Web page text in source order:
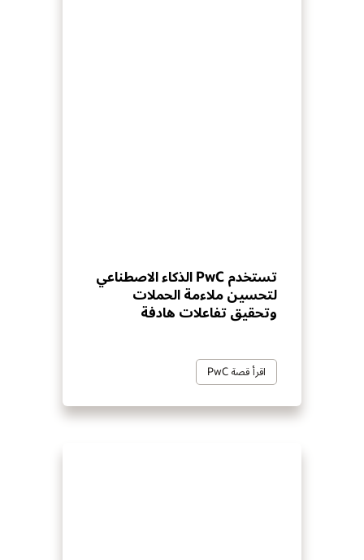
تستخدم PwC الذكاء الاصطناعي
لتحسين ملاءمة الحملات
وتحقيق تفاعلات هادفة
اقرأ قصة PwC